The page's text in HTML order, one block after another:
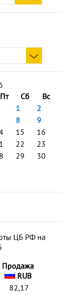
Пт Сб
Вс
1
2
8
9
15
16
22
23
29
30
ЦБ РФ на
Продажа
RUB
82,17